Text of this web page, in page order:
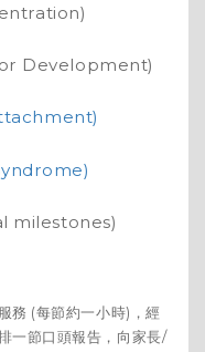
Development)
milestones)
務 (每節約一小時)，經
一節口頭報告，向家長/